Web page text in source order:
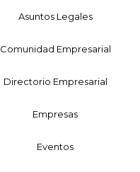
Asuntos Legales
Comunidad Empresarial
Directorio Empresarial
Empresas
Eventos